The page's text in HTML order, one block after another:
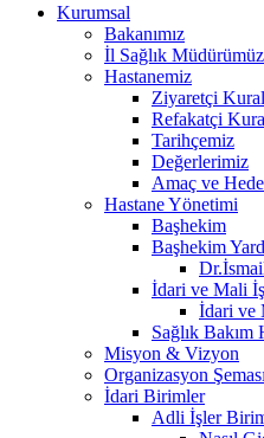
Kurumsal
Bakanımız
İl Sağlık Müdürümüz
Hastanemiz
Ziyaretçi
Refakatçi
Tarihçemiz
Değerlerimiz
Amaç ve
Hastane Yönetimi
Başhekim
Başhekim
İdari ve Mali
İdari ve
Sağlık
Misyon & Vizyon
Organizasyon Şeması
İdari Birimler
Adli İşler